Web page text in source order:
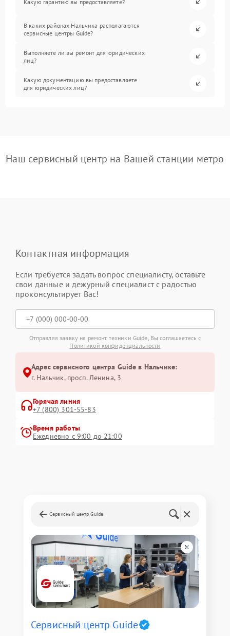
Какую гарантию вы предоставляете?
В каких районах Нальчика располагаются
сервисные центры Guide?
Выполняете ли вы ремонт для юридических
лиц?
Какую документацию вы предоставляете
для юридических лиц?
Наш сервисный центр на Вашей станции метро
Контактная информация
Если требуется задать вопрос специалисту, оставьте
свои данные и дежурный специалист с радостью
проконсультирует Вас!
Отправляя заявку на ремонт техники Guide, Вы соглашаетесь с
Политикой конфиденциальности
Адрес сервисного центра Guide в Нальчике:
г. Нальчик, просп. Ленина, 3
Горячая линия
+7 (800) 301-55-83
Время работы
Ежедневно с 9:00 до 21:00
Сервисный центр Guide
Сервисный центр Guide